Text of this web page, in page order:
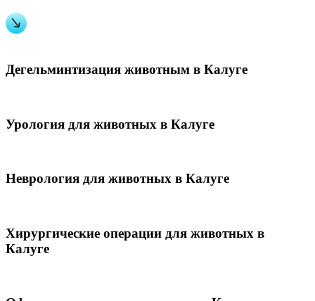
Дегельминтизация животным в Калуге
Урология для животных в Калуге
Неврология для животных в Калуге
Хирургические операции для животных в
Калуге